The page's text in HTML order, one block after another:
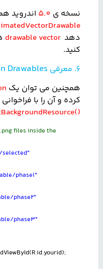
نسخه ی 5.0 اندروید
دهد vector
drawable
کنید.
6. معرفی
Drawables
همچنین می توان یک
کرده و آن را با
files inside the
selected"
phase1"
phase2"
phase3"